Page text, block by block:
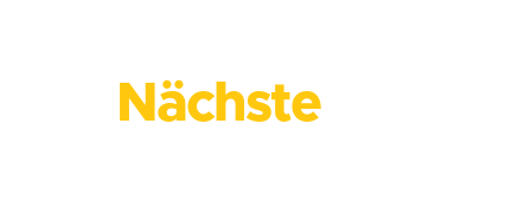
Nächste